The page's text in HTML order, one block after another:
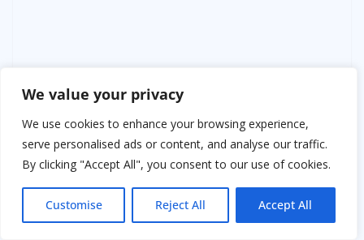
We value your privacy
We use cookies to enhance your browsing experience,
serve personalised ads or content, and analyse our traffic.
By clicking "Accept All", you consent to our use of cookies.
Customise Reject All Accept All
Однажды пришла девушка, Лера. Терапевт. Ошиблась
с дозировкой у пожилого пациента. Он умер. Её
уволили, завели дело. Глаза пустые.
«Я больше не смогу, — сказала она. — Руки трясутся».
«Держи. Она пишет, даже если её роняли. Ты тоже
будешь писать. Только не отказы от профессии. А